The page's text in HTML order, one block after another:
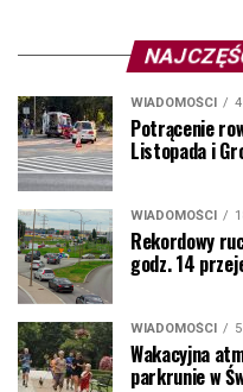
WIADOMOŚCI
Potrącenie
Listopada i
WIADOMOŚCI
Rekordowy
godz. 14
WIADOMOŚCI
Wakacyjna
parkrunie w